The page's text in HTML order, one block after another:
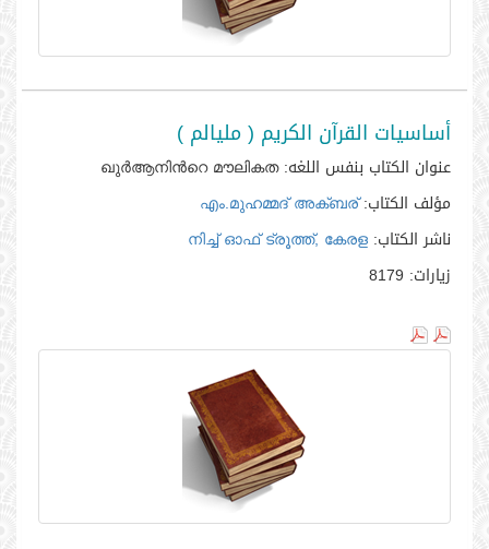
أساسيات القرآن الكريم ( مليالم )
عنوان الكتاب بنفس اللغه:ഖുര്‍ആനിന്‍റെ മൗലികത
مؤلف الكتاب: എം.മുഹമ്മദ്‌ അക്‌ബര്‍
ناشر الكتاب: നിച്ച്‌ ഓഫ്‌ ട്രൂത്ത്‌, കേരള
زيارات: